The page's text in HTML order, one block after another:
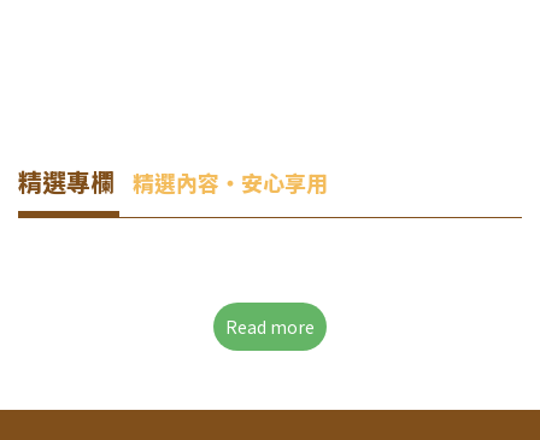
精選專欄 精選內容・安心享用
Read more